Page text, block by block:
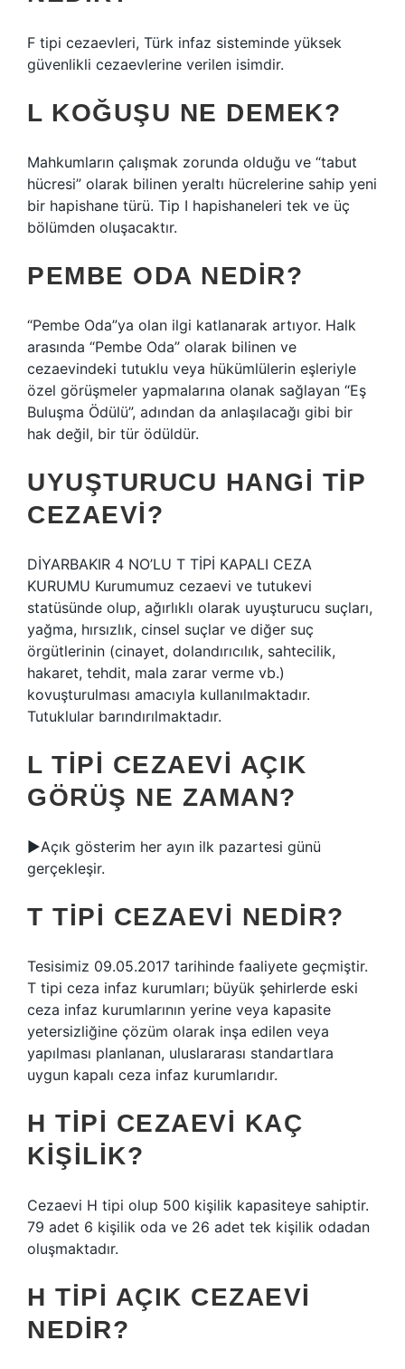
F tipi cezaevleri, Türk infaz sisteminde yüksek
güvenlikli cezaevlerine verilen isimdir.
L KOĞUŞU NE DEMEK?
Mahkumların çalışmak zorunda olduğu ve “tabut
hücresi” olarak bilinen yeraltı hücrelerine sahip yeni
bir hapishane türü. Tip I hapishaneleri tek ve üç
bölümden oluşacaktır.
PEMBE ODA NEDIR?
“Pembe Oda”ya olan ilgi katlanarak artıyor. Halk
arasında “Pembe Oda” olarak bilinen ve
cezaevindeki tutuklu veya hükümlülerin eşleriyle
özel görüşmeler yapmalarına olanak sağlayan “Eş
Buluşma Ödülü”, adından da anlaşılacağı gibi bir
hak değil, bir tür ödüldür.
UYUŞTURUCU HANGI TIP
CEZAEVI?
DİYARBAKIR 4 NO’LU T TİPİ KAPALI CEZA
KURUMU Kurumumuz cezaevi ve tutukevi
statüsünde olup, ağırlıklı olarak uyuşturucu suçları,
yağma, hırsızlık, cinsel suçlar ve diğer suç
örgütlerinin (cinayet, dolandırıcılık, sahtecilik,
hakaret, tehdit, mala zarar verme vb.)
kovuşturulması amacıyla kullanılmaktadır.
Tutuklular barındırılmaktadır.
L TIPI CEZAEVI AÇIK
GÖRÜŞ NE ZAMAN?
►Açık gösterim her ayın ilk pazartesi günü
gerçekleşir.
T TIPI CEZAEVI NEDIR?
Tesisimiz 09.05.2017 tarihinde faaliyete geçmiştir.
T tipi ceza infaz kurumları; büyük şehirlerde eski
ceza infaz kurumlarının yerine veya kapasite
yetersizliğine çözüm olarak inşa edilen veya
yapılması planlanan, uluslararası standartlara
uygun kapalı ceza infaz kurumlarıdır.
H TIPI CEZAEVI KAÇ
KIŞILIK?
Cezaevi H tipi olup 500 kişilik kapasiteye sahiptir.
79 adet 6 kişilik oda ve 26 adet tek kişilik odadan
oluşmaktadır.
H TIPI AÇIK CEZAEVI
NEDIR?